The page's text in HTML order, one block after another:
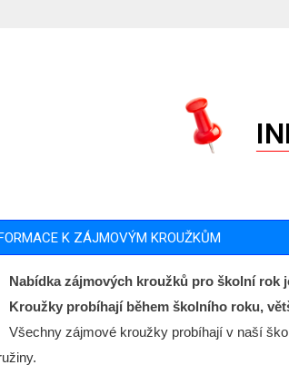
K ZÁJMOVÝM KROUŽKŮM
Nabídka zájmových kroužků pro školní rok
Kroužky probíhají během školního roku,
Všechny zájmové kroužky probíhají v naší